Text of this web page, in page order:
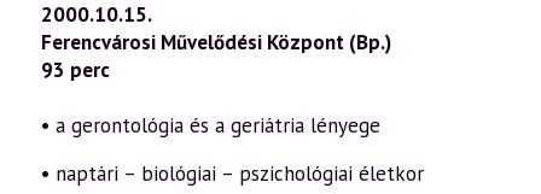
2000.10.15.
Ferencvárosi Művelődési Központ (Bp.)
93 perc
• a gerontológia és a geriátria lényege
• naptári – biológiai – pszichológiai életkor